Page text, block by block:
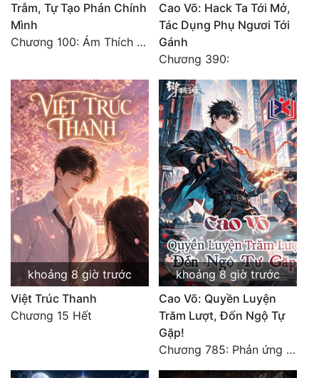
Đẹp
Đẹp Hiệp
Tính Cách Nhân Vật :
Cơ Trí
Sát Phạt Quyết Đoán
Vô Sỉ
Điềm Đạm
Trẫm, Tự Tạo Phản Chính
Mình
Chương 100: Ám Thích Trên Vân Sơn
Cao Võ: Hack Ta Tới Mở,
Tác Dụng Phụ Ngươi Tới
Gánh
Chương 390:
khoảng 8 giờ trước
Việt Trúc Thanh
Chương 15 Hết
khoảng 8 giờ trước
Cao Võ: Quyền Luyện
Trăm Lượt, Đốn Ngộ Tự
Gặp!
Chương 785: Phản ứng (2)